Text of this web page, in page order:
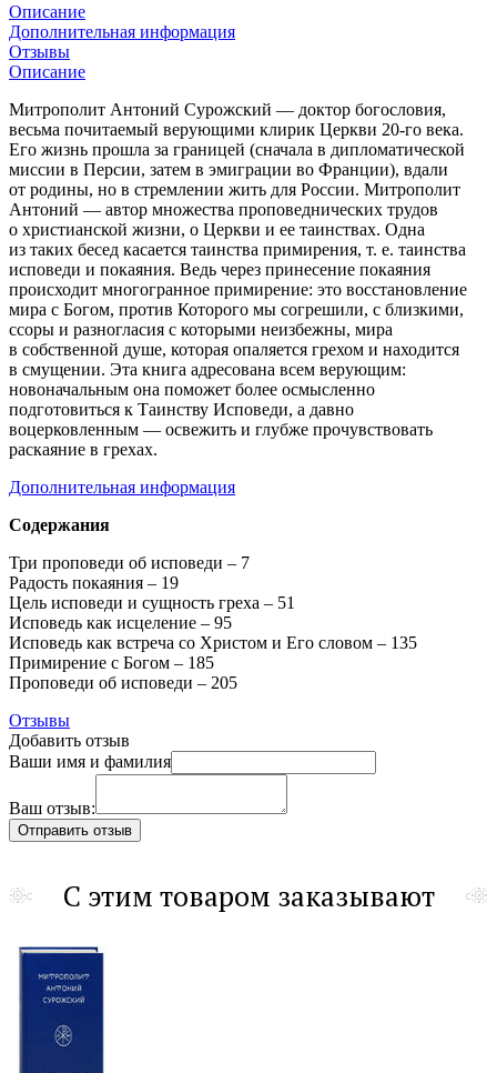
Описание
Дополнительная информация
Отзывы
Описание
Митрополит Антоний Сурожский — доктор богословия,
весьма почитаемый верующими клирик Церкви 20-го века.
Его жизнь прошла за границей (сначала в дипломатической
миссии в Персии, затем в эмиграции во Франции), вдали
от родины, но в стремлении жить для России. Митрополит
Антоний — автор множества проповеднических трудов
о христианской жизни, о Церкви и ее таинствах. Одна
из таких бесед касается таинства примирения, т. е. таинства
исповеди и покаяния. Ведь через принесение покаяния
происходит многогранное примирение: это восстановление
мира с Богом, против Которого мы согрешили, с близкими,
ссоры и разногласия с которыми неизбежны, мира
в собственной душе, которая опаляется грехом и находится
в смущении. Эта книга адресована всем верующим:
новоначальным она поможет более осмысленно
подготовиться к Таинству Исповеди, а давно
воцерковленным — освежить и глубже прочувствовать
раскаяние в грехах.
Дополнительная информация
Содержания
Три проповеди об исповеди – 7
Радость покаяния – 19
Цель исповеди и сущность греха – 51
Исповедь как исцеление – 95
Исповедь как встреча со Христом и Его словом – 135
Примирение с Богом – 185
Проповеди об исповеди – 205
Отзывы
Добавить отзыв
Ваши имя и фамилия
Ваш отзыв:
С этим товаром заказывают